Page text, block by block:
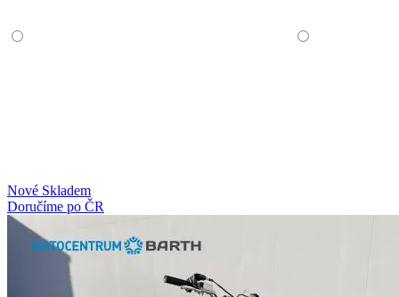
Nové Skladem
Doručíme po ČR